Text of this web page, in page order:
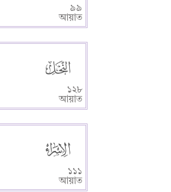
৯৯
আয়াত
১২৮
আয়াত
১১১
আয়াত